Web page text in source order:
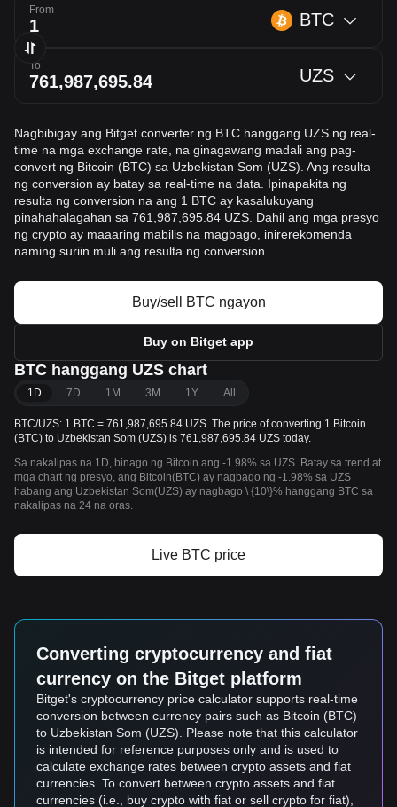
From BTC
To UZS
Nagbibigay ang Bitget converter ng BTC hanggang UZS ng real-
time na mga exchange rate, na ginagawang madali ang pag-
convert ng Bitcoin (BTC) sa Uzbekistan Som (UZS). Ang resulta
ng conversion ay batay sa real-time na data. Ipinapakita ng
resulta ng conversion na ang 1 BTC ay kasalukuyang
pinahahalagahan sa 761,987,695.84 UZS. Dahil ang mga presyo
ng crypto ay maaaring mabilis na magbago, inirerekomenda
naming suriin muli ang resulta ng conversion.
Buy/sell BTC ngayon
Buy on Bitget app
BTC hanggang UZS chart
1D 7D 1M 3M 1Y All
BTC/UZS: 1 BTC = 761,987,695.84 UZS. The price of converting 1 Bitcoin
(BTC) to Uzbekistan Som (UZS) is 761,987,695.84 UZS today.
Sa nakalipas na 1D, binago ng Bitcoin ang -1.98% sa UZS. Batay sa trend at
mga chart ng presyo, ang Bitcoin(BTC) ay nagbago ng -1.98% sa UZS
habang ang Uzbekistan Som(UZS) ay nagbago \ {10\}% hanggang BTC sa
nakalipas na 24 na oras.
Live BTC price
Converting cryptocurrency and fiat
currency on the Bitget platform
Bitget's cryptocurrency price calculator supports real-time
conversion between currency pairs such as Bitcoin (BTC)
to Uzbekistan Som (UZS). Please note that this calculator
is intended for reference purposes only and is used to
calculate exchange rates between crypto assets and fiat
currencies. To convert between crypto assets and fiat
currencies (i.e., buy crypto with fiat or sell crypto for fiat),